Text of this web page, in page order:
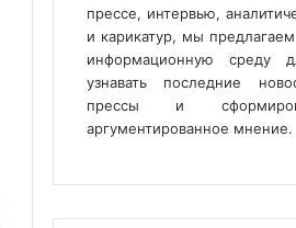
прессе, интервью,
и карикатур, мы
информационную среду
узнавать последние
прессы и
аргументированное мнение.